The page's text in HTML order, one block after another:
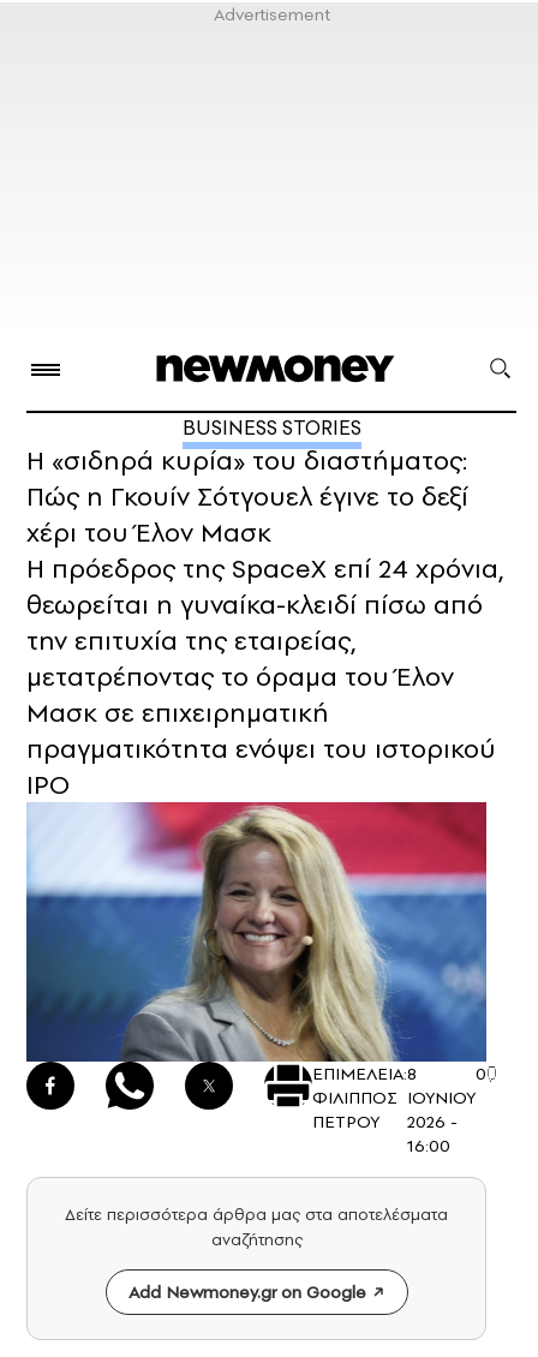
BUSINESS STORIES
Η «σιδηρά κυρία» του διαστήματος:
Πώς η Γκουίν Σότγουελ έγινε το δεξί
χέρι του Έλον Μασκ
Η πρόεδρος της SpaceX επί 24 χρόνια,
θεωρείται η γυναίκα-κλειδί πίσω από
την επιτυχία της εταιρείας,
μετατρέποντας το όραμα του Έλον
Μασκ σε επιχειρηματική
πραγματικότητα ενόψει του ιστορικού
IPO
ΕΠΙΜΕΛΕΙΑ:
ΦΙΛΙΠΠΟΣ
ΠΕΤΡΟΥ
8
ΙΟΥΝΙΟΥ
2026 -
16:00
0
Δείτε περισσότερα άρθρα μας στα αποτελέσματα
αναζήτησης
Add Newmoney.gr on Google